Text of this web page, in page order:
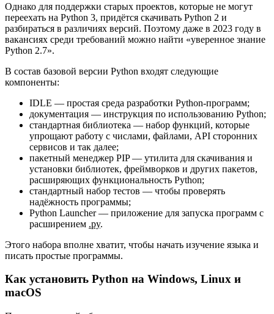
Однако для поддержки старых проектов, которые не могут
переехать на Python 3, придётся скачивать Python 2 и
разбираться в различиях версий. Поэтому даже в 2023 году в
вакансиях среди требований можно найти «уверенное знание
Python 2.7».
В состав базовой версии Python входят следующие
компоненты:
IDLE — простая среда разработки Python-программ;
документация — инструкция по использованию Python;
стандартная библиотека — набор функций, которые
упрощают работу с числами, файлами, API сторонних
сервисов и так далее;
пакетный менеджер PIP — утилита для скачивания и
установки библиотек, фреймворков и других пакетов,
расширяющих функциональность Python;
стандартный набор тестов — чтобы проверять
надёжность программы;
Python Launcher — приложение для запуска программ с
расширением .py.
Этого набора вполне хватит, чтобы начать изучение языка и
писать простые программы.
Как установить Python на Windows, Linux и
macOS